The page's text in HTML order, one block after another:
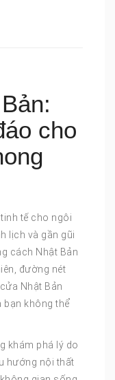
cho
tế cho ngôi
lịch và gần gũi
cách Nhật Bản
đường nét
Nhật Bản
bạn không thể
khám phá lý do
hướng nội thất